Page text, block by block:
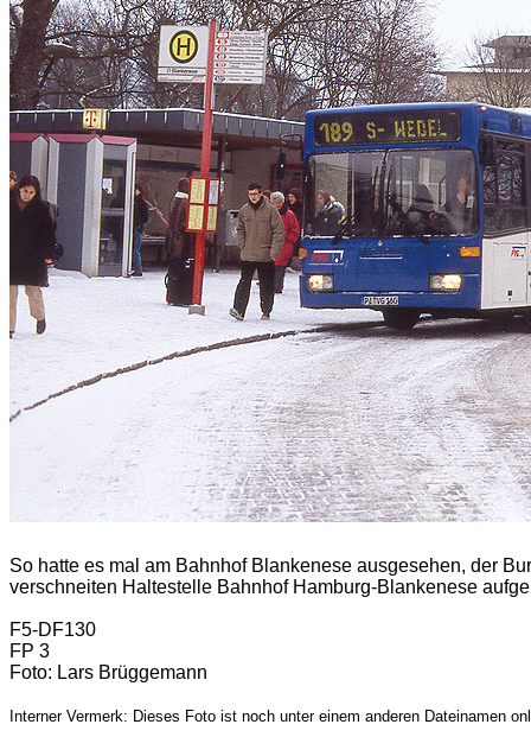
So hatte es mal am Bahnhof Blankenese ausgesehen, der
verschneiten Haltestelle Bahnhof Hamburg-Blankenese
F5-DF130
FP 3
Foto: Lars Brüggemann
Interner Vermerk: Dieses Foto ist noch unter einem anderen Dateinamen